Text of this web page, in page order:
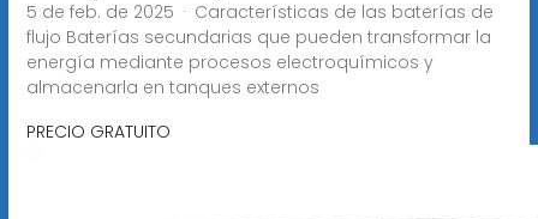
5 de feb. de 2025 · Características de las baterías de
flujo Baterías secundarias que pueden transformar la
energía mediante procesos electroquímicos y
almacenarla en tanques externos
PRECIO GRATUITO